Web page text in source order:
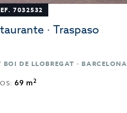
7032532
· Traspaso
BOI DE LLOBREGAT · BARCELONA
69 m2